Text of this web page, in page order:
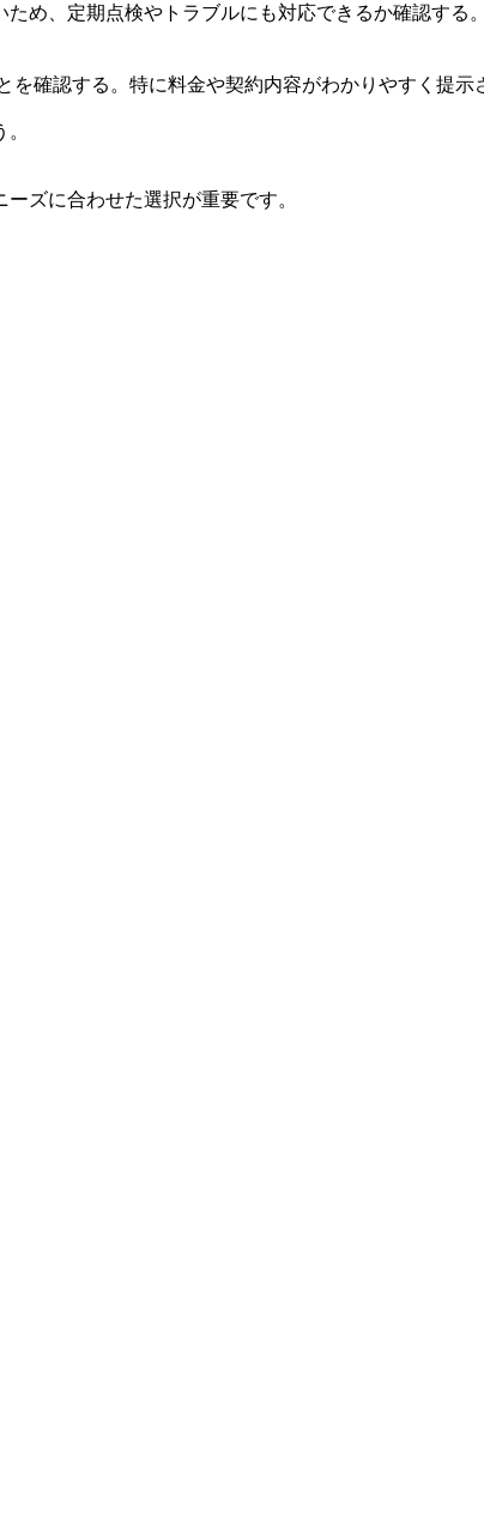
め、定期点検やトラブルにも対応できるか確認する
確認する。特に料金や契約内容がわかりやすく提示
ズに合わせた選択が重要です。